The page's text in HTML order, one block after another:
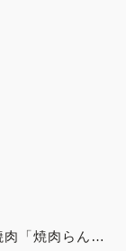
肉「焼肉らん…